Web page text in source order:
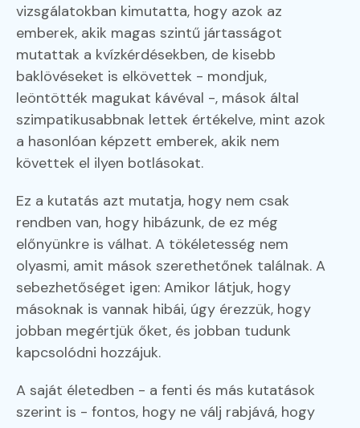
vizsgálatokban kimutatta, hogy azok az
emberek, akik magas szintű jártasságot
mutattak a kvízkérdésekben, de kisebb
baklövéseket is elkövettek - mondjuk,
leöntötték magukat kávéval -, mások által
szimpatikusabbnak lettek értékelve, mint azok
a hasonlóan képzett emberek, akik nem
követtek el ilyen botlásokat.
Ez a kutatás azt mutatja, hogy nem csak
rendben van, hogy hibázunk, de ez még
előnyünkre is válhat. A tökéletesség nem
olyasmi, amit mások szerethetőnek találnak. A
sebezhetőséget igen: Amikor látjuk, hogy
másoknak is vannak hibái, úgy érezzük, hogy
jobban megértjük őket, és jobban tudunk
kapcsolódni hozzájuk.
A saját életedben - a fenti és más kutatások
szerint is - fontos, hogy ne válj rabjává, hogy